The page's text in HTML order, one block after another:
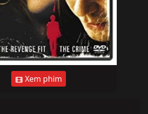
Xem phim